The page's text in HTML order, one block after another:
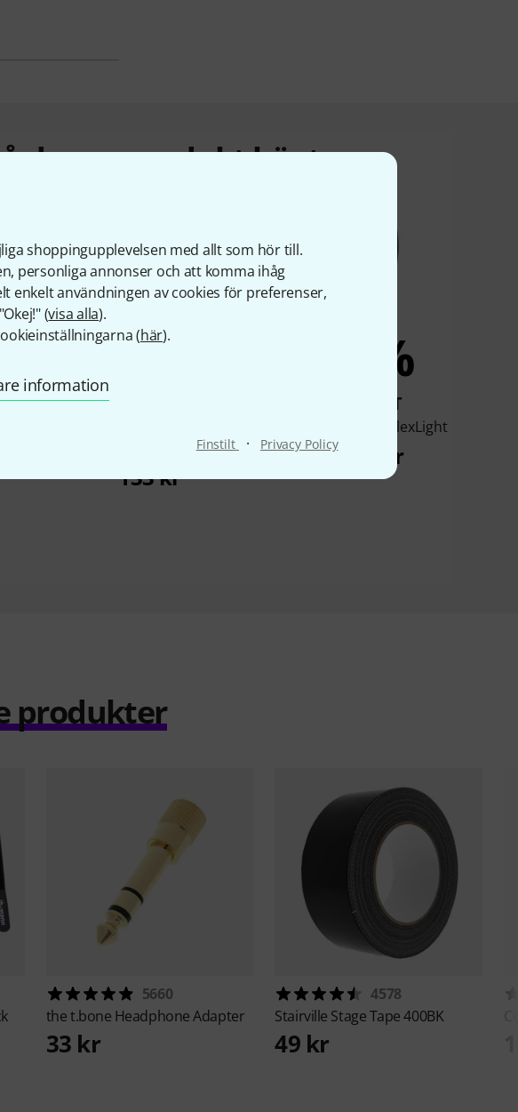
shoppingupplevelsen med allt som hör till.
personliga annonser och att komma ihåg
enkelt användningen av cookies för preferenser,
(visa alla).
(här).
information
Finstilt · Privacy Policy
denna produkt köpte
8%
133 kr
5%
KÖPT
K&M 12241 FlexLight
80 kr
produkter
5660
the t.bone Headphone Adapter
33 kr
4578
Stairville Stage Tape 400BK
49 kr